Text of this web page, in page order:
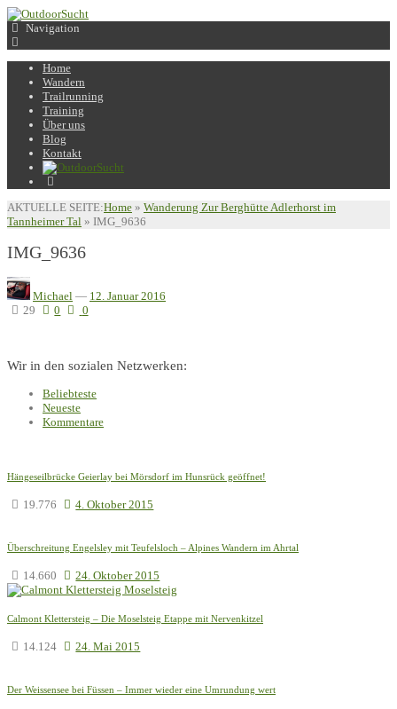
Navigation
Home
Wandern
Trailrunning
Training
Über uns
Blog
Kontakt
AKTUELLE SEITE:Home » Wanderung Zur Berghütte Adlerhorst im
Tannheimer Tal » IMG_9636
IMG_9636
Michael — 12. Januar 2016
29
0 0
Wir in den sozialen Netzwerken:
Beliebteste
Neueste
Kommentare
Hängeseilbrücke Geierlay bei Mörsdorf im Hunsrück geöffnet!
19.776 4. Oktober 2015
Überschreitung Engelsley mit Teufelsloch – Alpines Wandern im Ahrtal
14.660 24. Oktober 2015
Calmont Klettersteig – Die Moselsteig Etappe mit Nervenkitzel
14.124 24. Mai 2015
Der Weissensee bei Füssen – Immer wieder eine Umrundung wert